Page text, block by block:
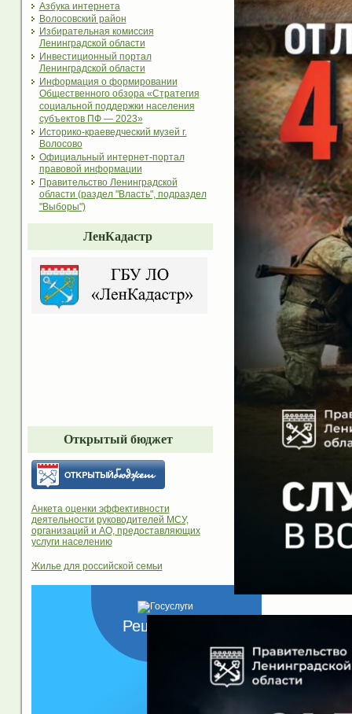
Азбука интернета
Волосовский район
Избирательная комиссия
Ленинградской области
Инвестиционный портал
Ленинградской области
Информация о формировании
Общественного обзора «Стратегия
социальной поддержки населения
субъектов ПФ — 2023»
Историко-краеведческий музей г.
Волосово
Официальный интернет-портал
правовой информации
Правительство Ленинградской
области (раздел "Власть", подраздел
"Выборы")
ЛенКадастр
Открытый бюджет
Анкета оценки эффективности
деятельности руководителей МСУ,
организаций и АО, предоставляющих
услуги населению
Жилье для российской семьи
Решаем вместе